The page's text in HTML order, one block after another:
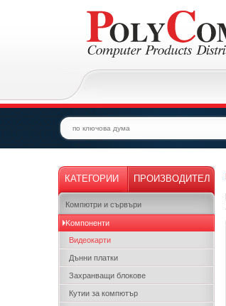
КАТЕГОРИИ ПРОИЗВОДИТЕЛ
Компютри и сървъри
Kомпоненти
Видеокарти
Дънни платки
Захранващи блокове
Кутии за компютър